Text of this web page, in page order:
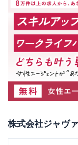
株式会社ジャヴ